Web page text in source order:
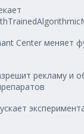
Center меняет
рекламу и